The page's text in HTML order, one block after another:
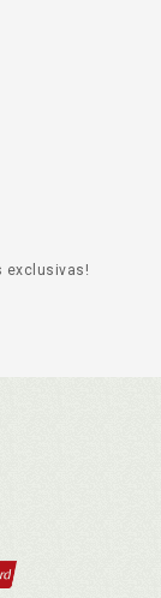
exclusivas!